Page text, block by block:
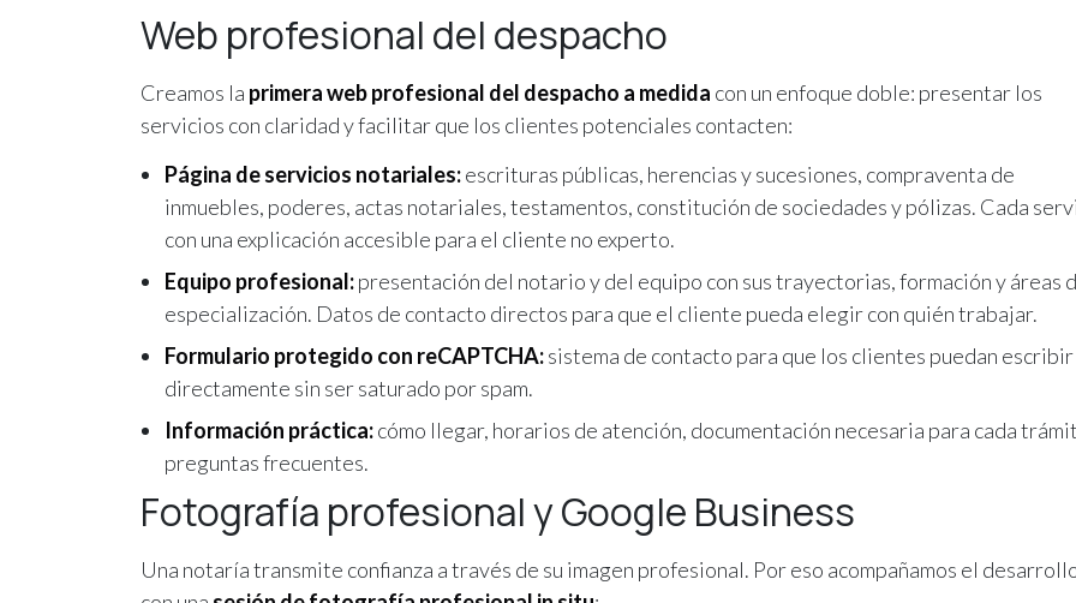
Web profesional del despacho
Creamos la primera web profesional del despacho a medida con un enfoque doble: presentar los
servicios con claridad y facilitar que los clientes potenciales contacten:
Página de servicios notariales:escrituras públicas, herencias y sucesiones, compraventa de
inmuebles, poderes, actas notariales, testamentos, constitución de sociedades y pólizas. Cada
con una explicación accesible para el cliente no experto.
Equipo profesional:presentación del notario y del equipo con sus trayectorias, formación y áreas
especialización. Datos de contacto directos para que el cliente pueda elegir con quién trabajar.
Formulario protegido con reCAPTCHA:sistema de contacto para que los clientes puedan escribir
directamente sin ser saturado por spam.
Información práctica:cómo llegar, horarios de atención, documentación necesaria para cada
preguntas frecuentes.
Fotografía profesional y Google Business
Una notaría transmite confianza a través de su imagen profesional. Por eso acompañamos el